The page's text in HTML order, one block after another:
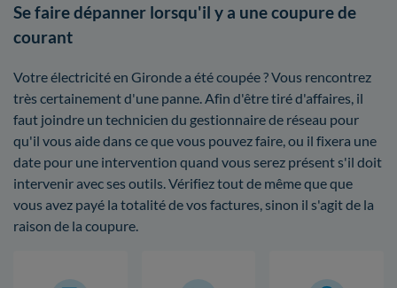
Se faire dépanner lorsqu'il y a une coupure de
courant
Votre électricité en Gironde a été coupée ? Vous rencontrez
très certainement d'une panne. Afin d'être tiré d'affaires, il
faut joindre un technicien du gestionnaire de réseau pour
qu'il vous aide dans ce que vous pouvez faire, ou il fixera une
date pour une intervention quand vous serez présent s'il doit
intervenir avec ses outils. Vérifiez tout de même que que
vous avez payé la totalité de vos factures, sinon il s'agit de la
raison de la coupure.